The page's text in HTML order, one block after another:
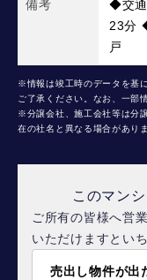
備考
◆交通
23分
戸
※情報は竣工時のデータを基
ご了承ください。なお、一部
※分譲会社、施工会社等は分
在の社名と異なる場合がありま
このマン
ご所有の皆様へ営
いただけますとい
売出し物件が出